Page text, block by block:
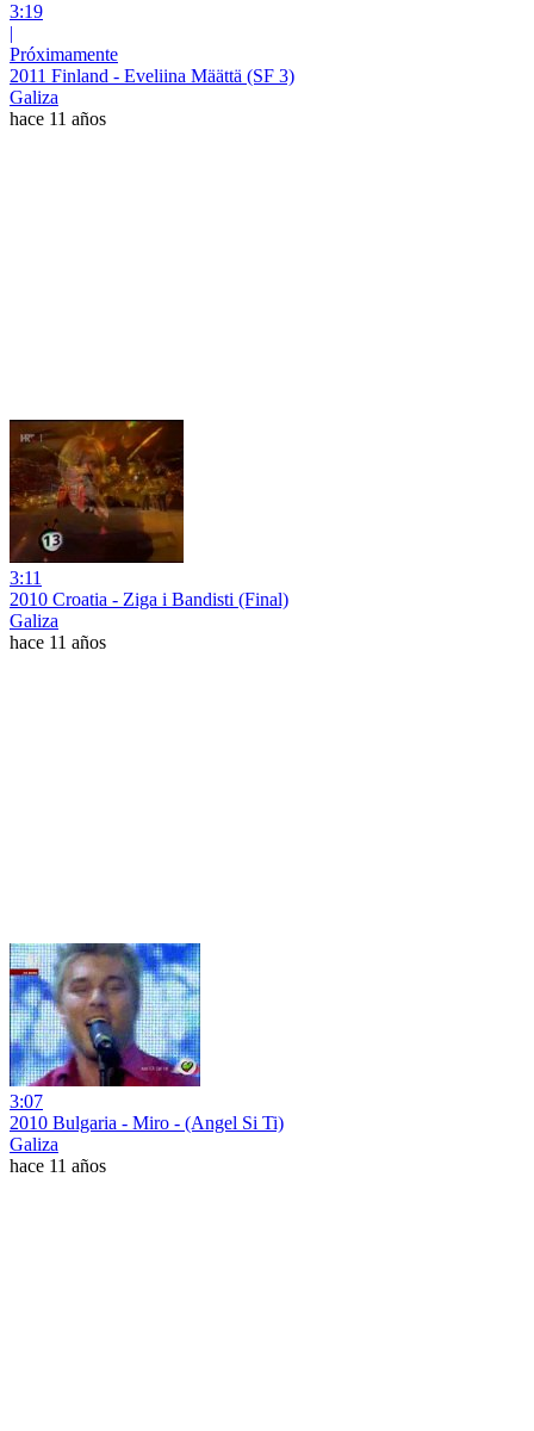
3:19
|
Próximamente
2011 Finland - Eveliina Määttä (SF 3)
Galiza
hace 11 años
3:11
2010 Croatia - Ziga i Bandisti (Final)
Galiza
hace 11 años
3:07
2010 Bulgaria - Miro - (Angel Si Ti)
Galiza
hace 11 años